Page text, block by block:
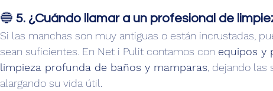
🔵 5. ¿Cuándo llamar a un profesional de
Si las manchas son muy antiguas o están incrustadas,
sean suficientes. En Net i Pulit contamos con equipos y
limpieza profunda de baños y mamparas , dejando
alargando su vida útil.